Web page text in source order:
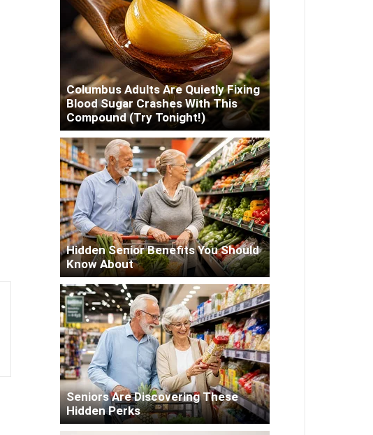
Columbus Adults Are Quietly Fixing
Blood Sugar Crashes With This
Compound (Try Tonight!)
Hidden Senior Benefits You Should
Know About
Seniors Are Discovering These
Hidden Perks